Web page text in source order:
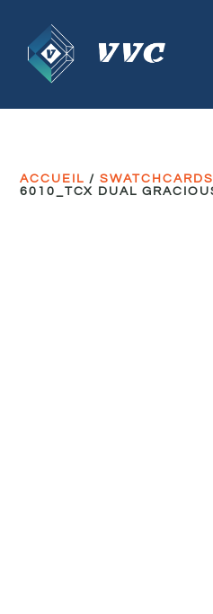
ACCUEIL /SWATCHCARDS
6010_TCX DUAL